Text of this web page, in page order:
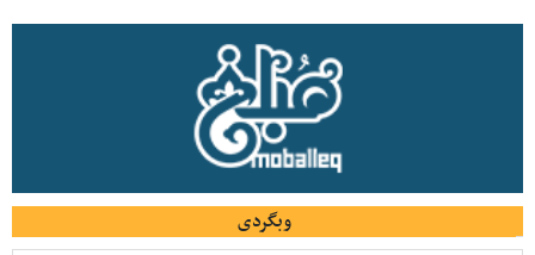
وبگردی